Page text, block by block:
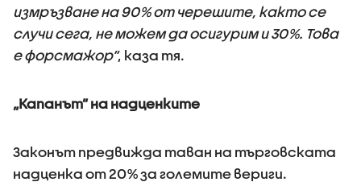
измръзване на 90% от черешите, както се
случи сега, не можем да осигурим и 30%. Това
е форсмажор“, каза тя.
„Капанът” на надценките
Законът предвижда таван на търговската
надценка от 20% за големите вериги.